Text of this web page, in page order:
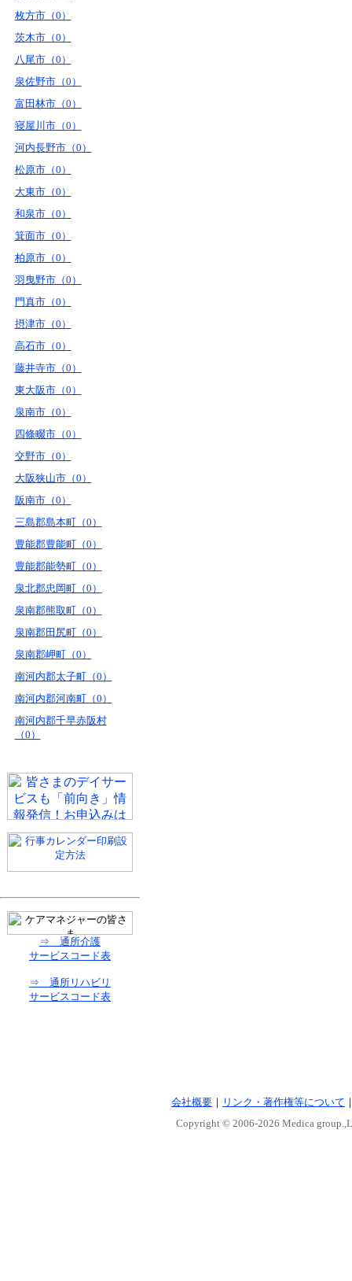
枚方市（0）
茨木市（0）
八尾市（0）
泉佐野市（0）
富田林市（0）
寝屋川市（0）
河内長野市（0）
松原市（0）
大東市（0）
和泉市（0）
箕面市（0）
柏原市（0）
羽曳野市（0）
門真市（0）
摂津市（0）
高石市（0）
藤井寺市（0）
東大阪市（0）
泉南市（0）
四條畷市（0）
交野市（0）
大阪狭山市（0）
阪南市（0）
三島郡島本町（0）
豊能郡豊能町（0）
豊能郡能勢町（0）
泉北郡忠岡町（0）
泉南郡熊取町（0）
泉南郡田尻町（0）
泉南郡岬町（0）
南河内郡太子町（0）
南河内郡河南町（0）
南河内郡千早赤阪村
（0）
⇒ 通所介護
サービスコード表
⇒ 通所リハビリ
サービスコード表
会社概要 ｜ リンク・著作権等について
Copyright © 2006-2026 Medica